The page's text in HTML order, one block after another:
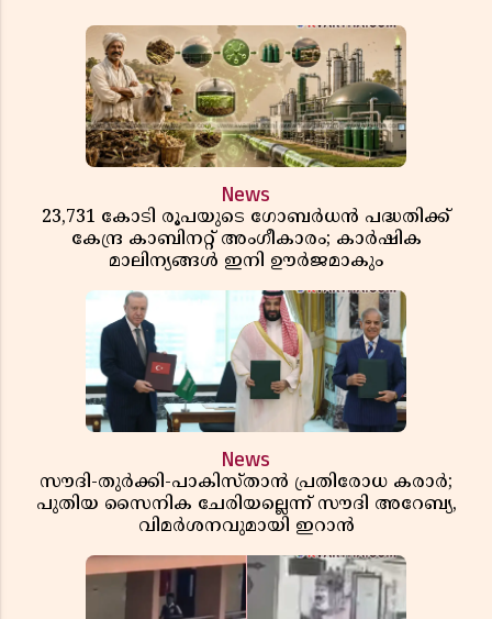
News
23,731 കോടി രൂപയുടെ ഗോബർധൻ പദ്ധതിക്ക്
കേന്ദ്ര കാബിനറ്റ് അംഗീകാരം; കാർഷിക
മാലിന്യങ്ങൾ ഇനി ഊർജമാകും
News
സൗദി-തുർക്കി-പാകിസ്താൻ പ്രതിരോധ കരാർ;
പുതിയ സൈനിക ചേരിയല്ലെന്ന് സൗദി അറേബ്യ,
വിമർശനവുമായി ഇറാൻ